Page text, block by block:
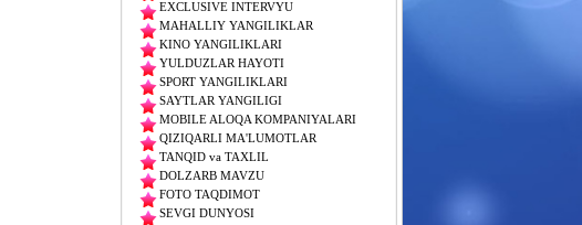
EXCLUSIVE INTERVYU
MAHALLIY YANGILIKLAR
KINO YANGILIKLARI
YULDUZLAR HAYOTI
SPORT YANGILIKLARI
SAYTLAR YANGILIGI
MOBILE ALOQA KOMPANIYALARI
QIZIQARLI MA'LUMOTLAR
TANQID va TAXLIL
DOLZARB MAVZU
FOTO TAQDIMOT
SEVGI DUNYOSI